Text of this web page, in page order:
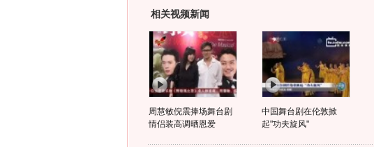
相关视频新闻
周慧敏倪震捧场舞台剧
情侣装高调晒恩爱
中国舞台剧在伦敦掀
起"功夫旋风"